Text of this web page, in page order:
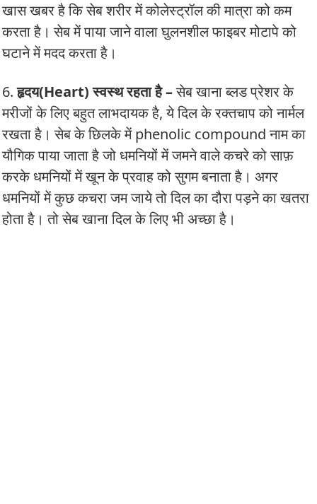
खास खबर है कि सेब शरीर में कोलेस्ट्रॉल की मात्रा को कम
करता है। सेब में पाया जाने वाला घुलनशील फाइबर मोटापे को
घटाने में मदद करता है।
6.हृदय(Heart) स्वस्थ रहता है –सेब खाना ब्लड प्रेशर के
मरीजों के लिए बहुत लाभदायक है, ये दिल के रक्तचाप को नार्मल
रखता है। सेब के छिलके में phenolic compound नाम का
यौगिक पाया जाता है जो धमनियों में जमने वाले कचरे को साफ़
करके धमनियों में खून के प्रवाह को सुगम बनाता है। अगर
धमनियों में कुछ कचरा जम जाये तो दिल का दौरा पड़ने का खतरा
होता है। तो सेब खाना दिल के लिए भी अच्छा है।